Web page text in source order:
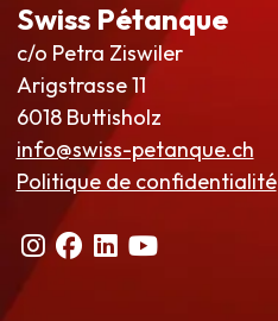
Swiss Pétanque
c/o Petra Ziswiler
Arigstrasse 11
6018 Buttisholz
info@swiss-petanque.ch
Politique de confidentialité